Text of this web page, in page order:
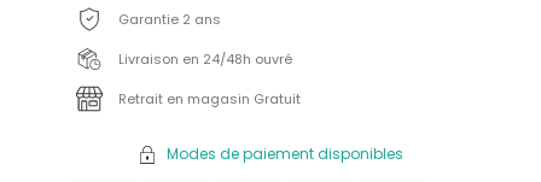
Garantie 2 ans
Livraison en 24/48h ouvré
Retrait en magasin Gratuit
Modes de paiement disponibles